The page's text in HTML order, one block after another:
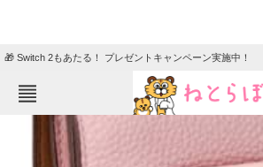
🎁 Switch 2もあたる！ プレゼントキャンペーン実施中！
ねとらぼメニュー
ニュース